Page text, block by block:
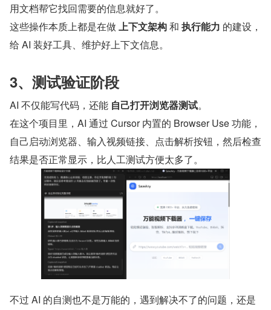
用文档帮它找回需要的信息就好了。
这些操作本质上都是在做 上下文架构 和 执行能力 的建设，
给 AI 装好工具、维护好上下文信息。
3、测试验证阶段
AI 不仅能写代码，还能 自己打开浏览器测试。
在这个项目里，AI 通过 Cursor 内置的 Browser Use 功能，
自己启动浏览器、输入视频链接、点击解析按钮，然后检查
结果是否正常显示，比人工测试方便太多了。
不过 AI 的自测也不是万能的，遇到解决不了的问题，还是